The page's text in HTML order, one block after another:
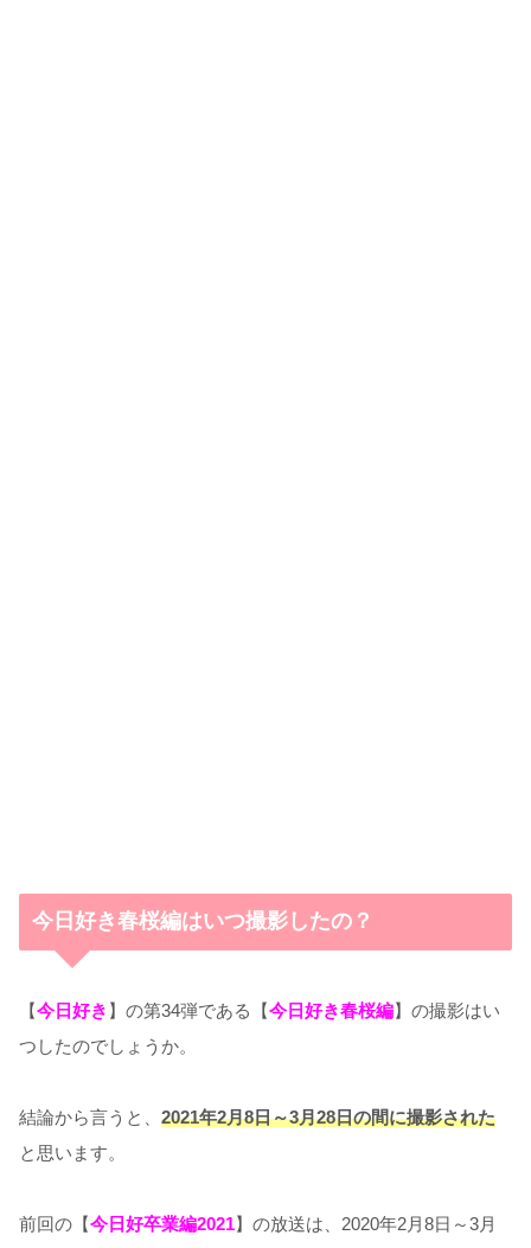
今日好き春桜編はいつ撮影したの？
【今日好き 】の第34弾である【今日好き春桜編】の撮影はい
つしたのでしょうか。
結論から言うと、 2021年2月8日～3月28日の間に撮影された
と思います。
前回の【今日好卒業編2021】の放送は、2020年2月8日～3月